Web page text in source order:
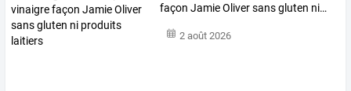
façon JamieOliversansgluten ni…
2 août 2026